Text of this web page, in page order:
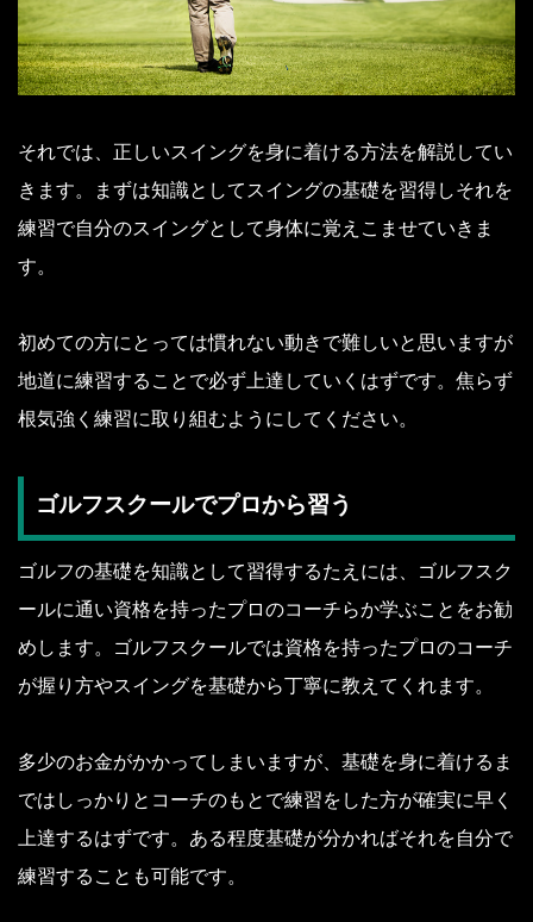
それでは、正しいスイングを身に着ける方法を解説してい
きます。まずは知識としてスイングの基礎を習得しそれを
練習で自分のスイングとして身体に覚えこませていきま
す。
初めての方にとっては慣れない動きで難しいと思いますが
地道に練習することで必ず上達していくはずです。焦らず
根気強く練習に取り組むようにしてください。
ゴルフスクールでプロから習う
ゴルフの基礎を知識として習得するたえには、ゴルフスク
ールに通い資格を持ったプロのコーチらか学ぶことをお勧
めします。ゴルフスクールでは資格を持ったプロのコーチ
が握り方やスイングを基礎から丁寧に教えてくれます。
多少のお金がかかってしまいますが、基礎を身に着けるま
ではしっかりとコーチのもとで練習をした方が確実に早く
上達するはずです。ある程度基礎が分かればそれを自分で
練習することも可能です。